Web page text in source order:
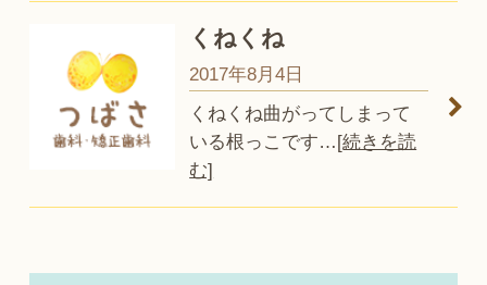
くねくね
2017年8月4日
くねくね曲がってしまって
いる根っこです… [続きを読
む]